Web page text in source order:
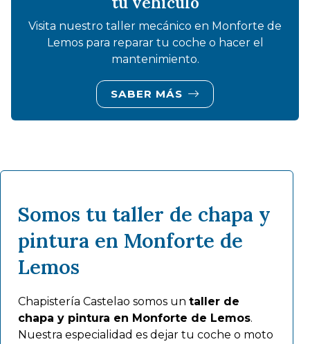
Monforte de
o hacer el
Somos tu taller de chapa y
pintura en Monforte de
Lemos
Chapistería Castelao somos untaller de
chapa y pintura en Monforte de Lemos.
Nuestra especialidad es dejar tu coche o moto